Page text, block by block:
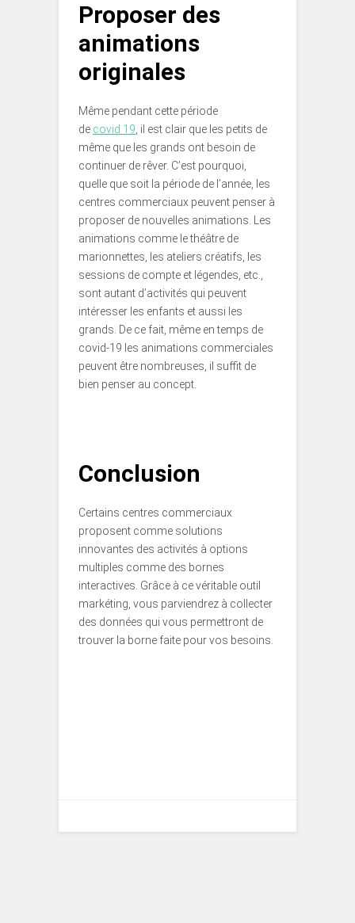
Proposer des
animations
originales
Même pendant cette période
de covid 19 , il est clair que les petits de
même que les grands ont besoin de
continuer de rêver. C’est pourquoi,
quelle que soit la période de l’année, les
centres commerciaux peuvent penser à
proposer de nouvelles animations. Les
animations comme le théâtre de
marionnettes, les ateliers créatifs, les
sessions de compte et légendes, etc.,
sont autant d’activités qui peuvent
intéresser les enfants et aussi les
grands. De ce fait, même en temps de
covid-19 les animations commerciales
peuvent être nombreuses, il suffit de
bien penser au concept.
Conclusion
Certains centres commerciaux
proposent comme solutions
innovantes des activités à options
multiples comme des bornes
interactives. Grâce à ce véritable outil
markéting, vous parviendrez à collecter
des données qui vous permettront de
trouver la borne faite pour vos besoins.